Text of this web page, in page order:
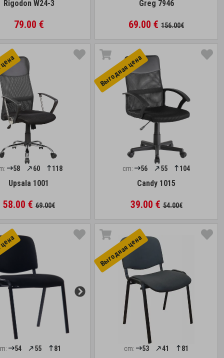
Rigodon W24-3
79.00 €
Greg 7946
69.00 € 156.00€
58 60 118
Upsala 1001
58.00 €69.00€
Выгоднaя цена
cm: 56 55 104
Candy 1015
39.00 €54.00€
54 55 81
Выгоднaя цена
cm: 53 41 81